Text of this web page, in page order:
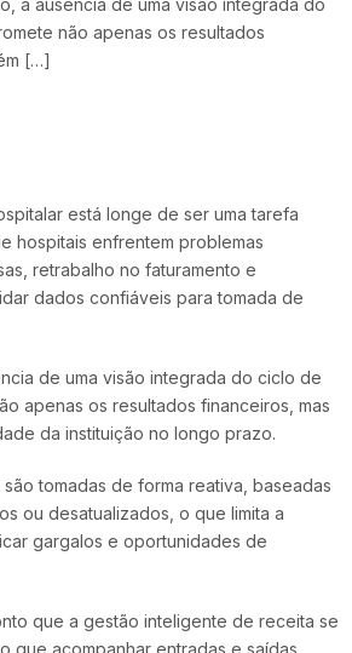
a ausência de uma visão integrada do
não apenas os resultados
[…]
está longe de ser uma tarefa
hospitais enfrentem problemas
retrabalho no faturamento e
dados confiáveis para tomada de
de uma visão integrada do ciclo de
apenas os resultados financeiros, mas
da instituição no longo prazo.
tomadas de forma reativa, baseadas
ou desatualizados, o que limita a
gargalos e oportunidades de
que a gestão inteligente de receita se